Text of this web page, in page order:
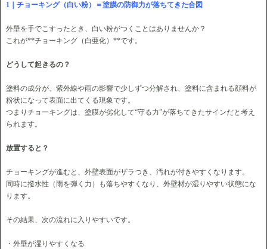
1｜チョーキング（白い粉）＝塗膜の防御力が落ちてきた合図
外壁を手でこすったとき、白い粉がつくことはありませんか？
これが**チョーキング（白亜化）**です。
どうして起きるの？
塗料の成分が、紫外線や雨の影響で少しずつ分解され、塗料に含まれる顔料が
粉状になって表面に出てくる現象です。
つまりチョーキングは、塗膜が劣化して“守る力”が落ちてきたサインだと考え
られます。
放置すると？
チョーキングが進むと、外壁表面がザラつき、汚れが付きやすくなります。
同時に撥水性（雨を弾く力）も落ちやすくなり、外壁材が湿りやすい状態にな
ります。
その結果、次の流れに入りやすいです。
・外壁が湿りやすくなる